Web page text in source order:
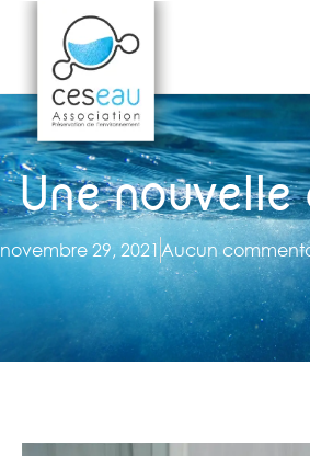
Une nouvelle
novembre 29, 2021Aucun